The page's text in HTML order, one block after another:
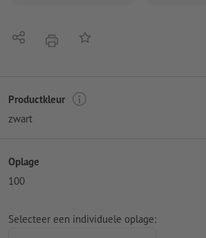
Delen afdrukkenOp de lijst
Productkleur
zwart
Oplage
100
Selecteer een individuele oplage: